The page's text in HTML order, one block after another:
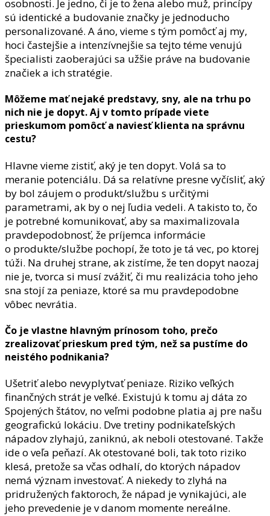
osobnosti. Je jedno, či je to žena alebo muž, princípy
sú identické a budovanie značky je jednoducho
personalizované. A áno, vieme s tým pomôcť aj my,
hoci častejšie a intenzívnejšie sa tejto téme venujú
špecialisti zaoberajúci sa užšie práve na budovanie
značiek a ich stratégie.
Môžeme mať nejaké predstavy, sny, ale na trhu po
nich nie je dopyt. Aj v tomto prípade viete
prieskumom pomôcť a naviesť klienta na správnu
cestu?
Hlavne vieme zistiť, aký je ten dopyt. Volá sa to
meranie potenciálu. Dá sa relatívne presne vyčísliť, aký
by bol záujem o produkt/službu s určitými
parametrami, ak by o nej ľudia vedeli. A takisto to, čo
je potrebné komunikovať, aby sa maximalizovala
pravdepodobnosť, že príjemca informácie
o produkte/službe pochopí, že toto je tá vec, po ktorej
túži. Na druhej strane, ak zistíme, že ten dopyt naozaj
nie je, tvorca si musí zvážiť, či mu realizácia toho jeho
sna stojí za peniaze, ktoré sa mu pravdepodobne
vôbec nevrátia.
Čo je vlastne hlavným prínosom toho, prečo
zrealizovať prieskum pred tým, než sa pustíme do
neistého podnikania?
Ušetriť alebo nevyplytvať peniaze. Riziko veľkých
finančných strát je veľké. Existujú k tomu aj dáta zo
Spojených štátov, no veľmi podobne platia aj pre našu
geografickú lokáciu. Dve tretiny podnikateľských
nápadov zlyhajú, zaniknú, ak neboli otestované. Takže
ide o veľa peňazí. Ak otestované boli, tak toto riziko
klesá, pretože sa včas odhalí, do ktorých nápadov
nemá význam investovať. A niekedy to zlyhá na
pridružených faktoroch, že nápad je vynikajúci, ale
jeho prevedenie je v danom momente nereálne.